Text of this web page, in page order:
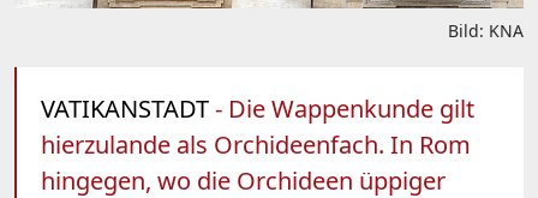
Bild: KNA
VATIKANSTADT- Die Wappenkunde gilt
hierzulande als Orchideenfach. In Rom
hingegen, wo die Orchideen üppiger